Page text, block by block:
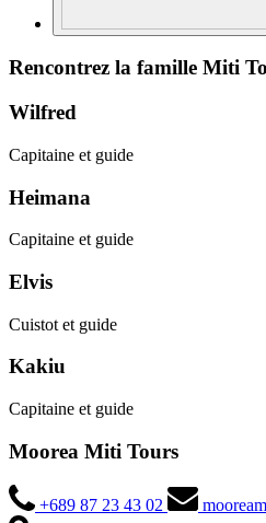
Rencontrez la famille Miti
Wilfred
Capitaine et guide
Heimana
Capitaine et guide
Elvis
Cuistot et guide
Kakiu
Capitaine et guide
Moorea Miti Tours
+689 87 23 43 02